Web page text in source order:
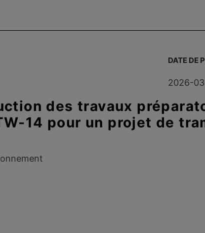
DATE DE
2026-
des travaux
14 pour un projet de